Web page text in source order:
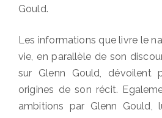
Gould.
Les informations que livre le
vie, en parallèle de son
sur Glenn Gould, dévoilent
origines de son récit.
ambitions par Glenn Gould,